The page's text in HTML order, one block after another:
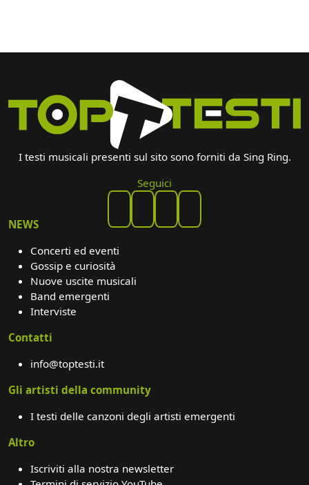
I testi musicali presenti sul sito sono forniti da Sing Ring.
Seguici
NEWS
Concerti ed eventi
Gossip e curiosità
Nuove uscite musicali
Band emergenti
Interviste
Contatti
info@toptesti.it
Gli artisti della community
I testi delle canzoni degli artisti emergenti
Altro
Iscriviti alla nostra newsletter